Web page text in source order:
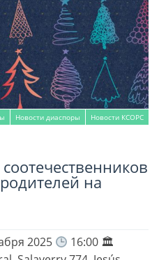
Новости диаспоры Новости КСОРС
на
2025
16:00 🏛